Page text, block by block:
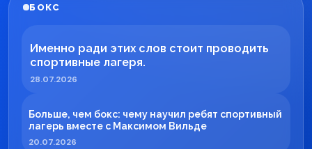
БОКС
Именно ради этих слов стоит проводить
спортивные лагеря.
28.07.2026
Больше, чем бокс: чему научил ребят спортивный
лагерь вместе с Максимом Вильде
20.07.2026